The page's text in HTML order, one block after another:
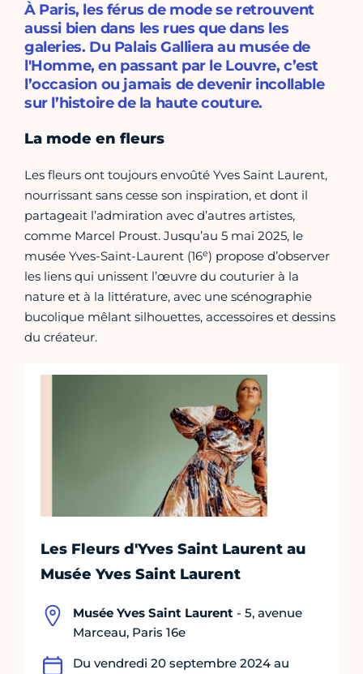
À Paris, les férus de mode se retrouvent
aussi bien dans les rues que dans les
galeries. Du Palais Galliera au musée de
l'Homme, en passant par le Louvre, c’est
l’occasion ou jamais de devenir incollable
sur l’histoire de la haute couture.
La mode en fleurs
Les fleurs ont toujours envoûté Yves Saint Laurent,
nourrissant sans cesse son inspiration, et dont il
partageait l’admiration avec d’autres artistes,
comme Marcel Proust. Jusqu’au 5 mai 2025, le
musée Yves-Saint-Laurent (16e) propose d’observer
les liens qui unissent l’œuvre du couturier à la
nature et à la littérature, avec une scénographie
bucolique mêlant silhouettes, accessoires et dessins
du créateur.
Les Fleurs d'Yves Saint Laurent au
Musée Yves Saint Laurent
Musée Yves Saint Laurent - 5, avenue
Marceau, Paris 16e
Du vendredi 20 septembre 2024 au